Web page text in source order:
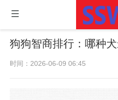
狗狗智商排行：哪种犬
时间：2026-06-09 06:45